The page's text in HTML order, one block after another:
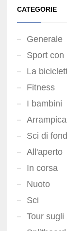
CATEGORIE
Generale
Sport con
La
Fitness
I bambini
Sci di
All'aperto
In corsa
Nuoto
Sci
Tour sugli